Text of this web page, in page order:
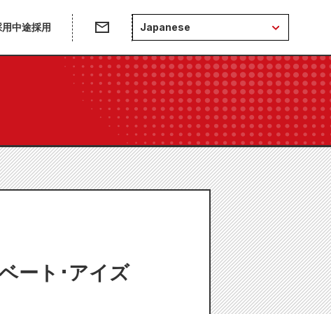
中途採用 Japanese
ート･アイズ